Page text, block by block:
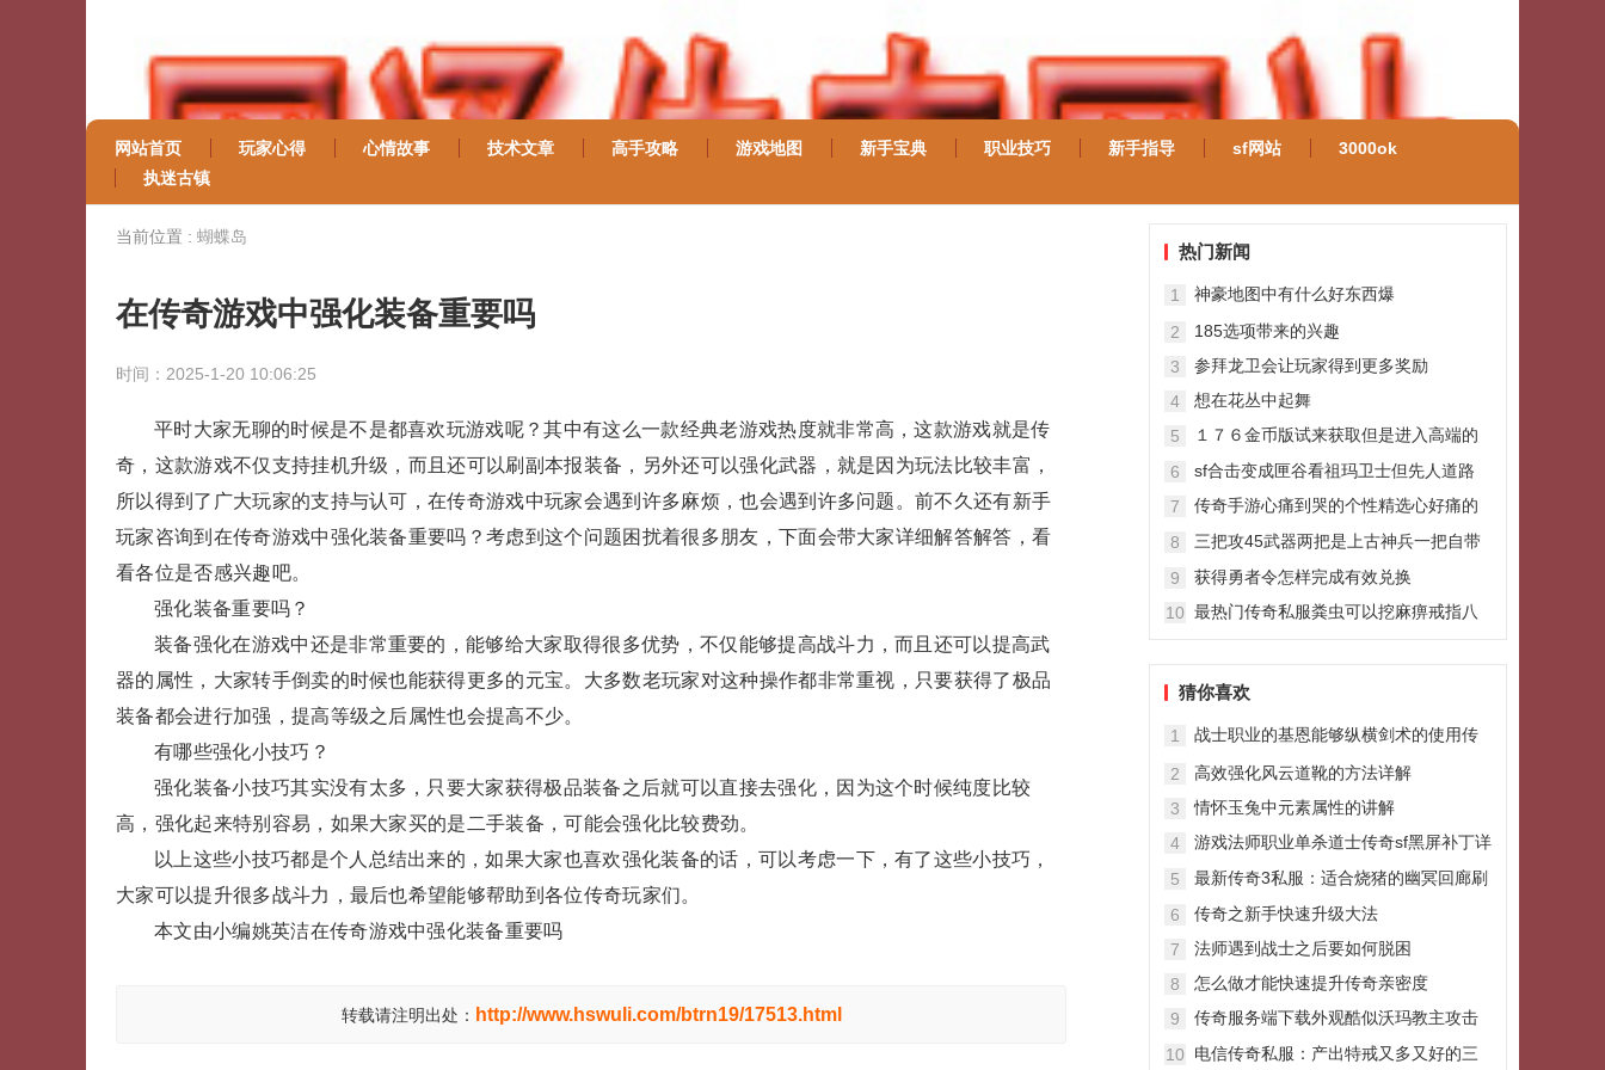
网站首页 玩家心得 心情故事 技术文章 高手攻略 游戏地图 新手宝典 职业技巧 新手指导 sf网站
3000ok
执迷古镇
当前位置 : 蝴蝶岛
在传奇游戏中强化装备重要吗
时间：2025-1-20 10:06:25
平时大家无聊的时候是不是都喜欢玩游戏呢？其中有这么一款经典老游戏热度就非常高，这款游戏就是传
奇，这款游戏不仅支持挂机升级，而且还可以刷副本报装备，另外还可以强化武器，就是因为玩法比较丰富，
所以得到了广大玩家的支持与认可，在传奇游戏中玩家会遇到许多麻烦，也会遇到许多问题。前不久还有新手
玩家咨询到在传奇游戏中强化装备重要吗？考虑到这个问题困扰着很多朋友，下面会带大家详细解答解答，看
看各位是否感兴趣吧。
强化装备重要吗？
装备强化在游戏中还是非常重要的，能够给大家取得很多优势，不仅能够提高战斗力，而且还可以提高武
器的属性，大家转手倒卖的时候也能获得更多的元宝。大多数老玩家对这种操作都非常重视，只要获得了极品
装备都会进行加强，提高等级之后属性也会提高不少。
有哪些强化小技巧？
强化装备小技巧其实没有太多，只要大家获得极品装备之后就可以直接去强化，因为这个时候纯度比较
高，强化起来特别容易，如果大家买的是二手装备，可能会强化比较费劲。
以上这些小技巧都是个人总结出来的，如果大家也喜欢强化装备的话，可以考虑一下，有了这些小技巧，
大家可以提升很多战斗力，最后也希望能够帮助到各位传奇玩家们。
本文由小编姚英洁在传奇游戏中强化装备重要吗
转载请注明出处： http://www.hswuli.com/btrn19/17513.html
热门新闻
1
神豪地图中有什么好东西爆
2
185选项带来的兴趣
3
参拜龙卫会让玩家得到更多奖励
4
想在花丛中起舞
5
１７６金币版试来获取但是进入高端的
6
sf合击变成匣谷看祖玛卫士但先人道路
7
传奇手游心痛到哭的个性精选心好痛的
8
三把攻45武器两把是上古神兵一把自带
9
获得勇者令怎样完成有效兑换
10 最热门传奇私服粪虫可以挖麻痹戒指八
猜你喜欢
1
战士职业的基恩能够纵横剑术的使用传
2
高效强化风云道靴的方法详解
3
情怀玉兔中元素属性的讲解
4
游戏法师职业单杀道士传奇sf黑屏补丁详
5
最新传奇3私服：适合烧猪的幽冥回廊刷
6
传奇之新手快速升级大法
7
法师遇到战士之后要如何脱困
8
怎么做才能快速提升传奇亲密度
9
传奇服务端下载外观酷似沃玛教主攻击
10
电信传奇私服：产出特戒又多又好的三